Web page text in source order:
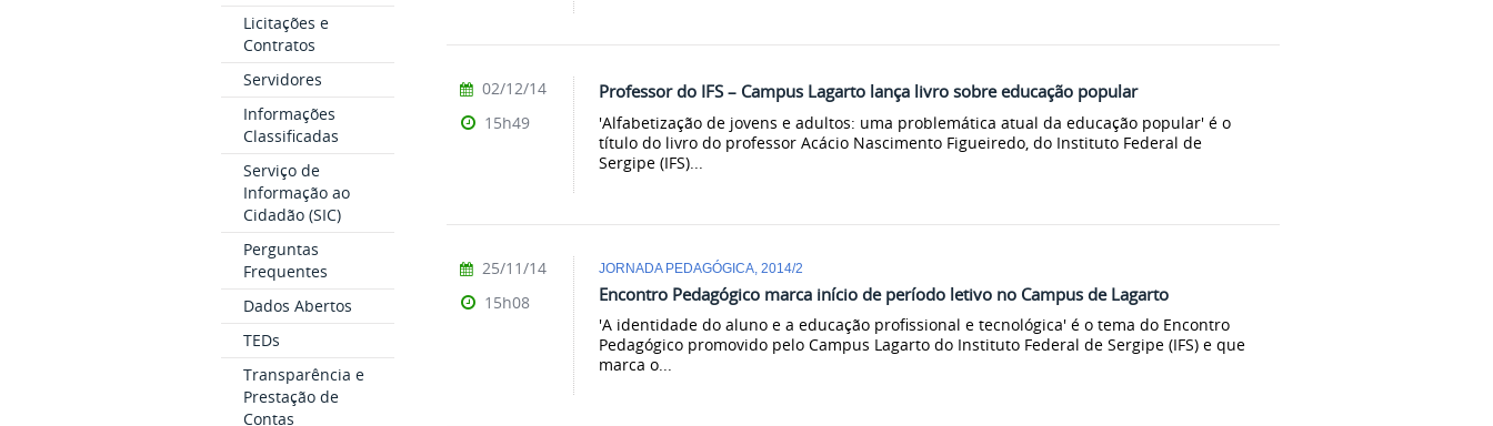
Licitações e
Contratos
Servidores
Informações
Classificadas
Serviço de
Informação ao
Cidadão (SIC)
Perguntas
Frequentes
Dados Abertos
TEDs
Transparência e
Prestação de
Contas
Professor do IFS – Campus Lagarto lança livro sobre educação popular
'Alfabetização de jovens e adultos: uma problemática atual da educação popular' é o
título do livro do professor Acácio Nascimento Figueiredo, do Instituto Federal de
Sergipe (IFS)...
02/12/14
15h49
JORNADA PEDAGÓGICA, 2014/2
Encontro Pedagógico marca início de período letivo no Campus de Lagarto
'A identidade do aluno e a educação profissional e tecnológica' é o tema do Encontro
Pedagógico promovido pelo Campus Lagarto do Instituto Federal de Sergipe (IFS) e que
marca o...
25/11/14
15h08